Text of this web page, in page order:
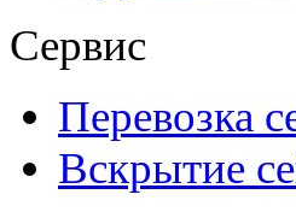
Сервис
Перевозка
Вскрытие